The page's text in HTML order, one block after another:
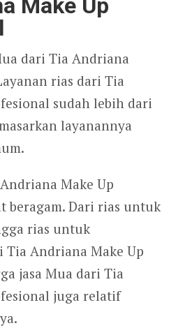
Make Up
dari Tia Andriana
rias dari Tia
sudah lebih dari
layanannya
Make Up
beragam. Dari rias untuk
rias untuk
Andriana Make Up
jasa Mua dari Tia
juga relatif